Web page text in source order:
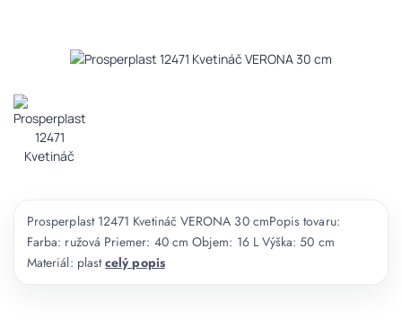
Prosperplast 12471 Kvetináč VERONA 30 cmPopis tovaru:
Farba: ružová Priemer: 40 cm Objem: 16 L Výška: 50 cm
Materiál: plastcelý popis